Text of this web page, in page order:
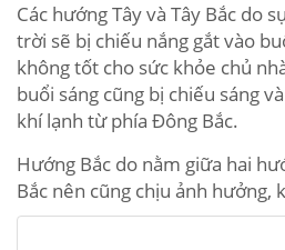
Các hướng Tây và Tây Bắc do
trời sẽ bị chiếu nắng gắt vào
không tốt cho sức khỏe chủ
buổi sáng cũng bị chiếu sáng
khí lạnh từ phía Đông Bắc.
Hướng Bắc do nằm giữa hai
Bắc nên cũng chịu ảnh hưởng,